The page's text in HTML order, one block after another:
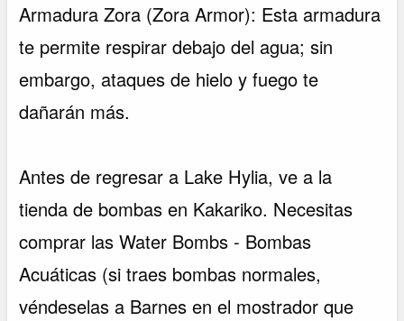
Armadura Zora (Zora Armor): Esta armadura
te permite respirar debajo del agua; sin
embargo, ataques de hielo y fuego te
dañarán más.
Antes de regresar a Lake Hylia, ve a la
tienda de bombas en Kakariko. Necesitas
comprar las Water Bombs - Bombas
Acuáticas (si traes bombas normales,
véndeselas a Barnes en el mostrador que